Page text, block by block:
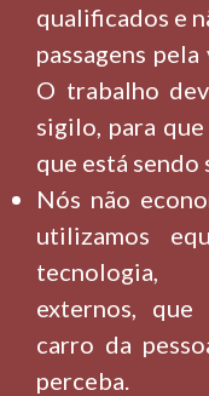
qualificados e
passagens
O trabalho
sigilo, para
que está sendo
Nós não
utilizamos
tecnologia,
externos,
carro da
perceba.